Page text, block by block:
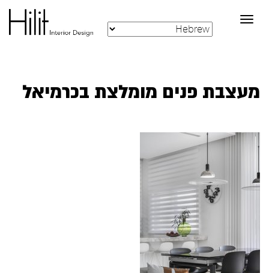
Toggle
navigation
מעצבת פנים מומלצת בכרמיאל